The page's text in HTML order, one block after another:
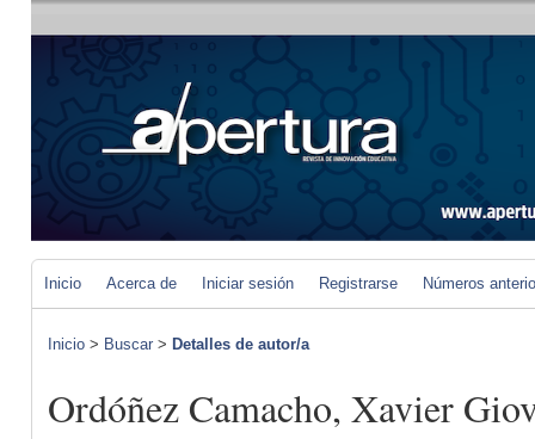
Inicio Acerca de Iniciar sesión Registrarse Números
Inicio > Buscar > Detalles de autor/a
Ordóñez Camacho, Xavier